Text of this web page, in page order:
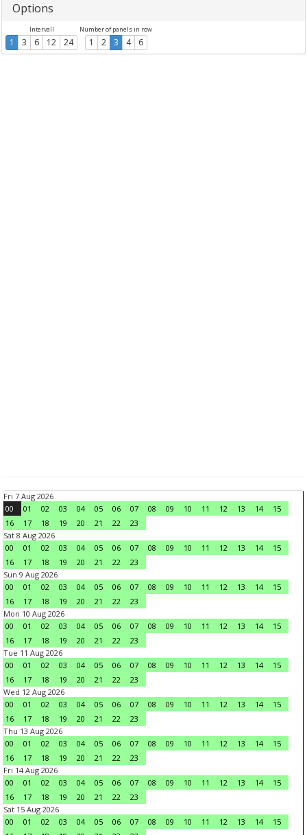
Options
Intervall
1 3 6 12 24
Number of panels in row
1 2 3 4 6
Fri 7 Aug 2026
00
01 02 03 04 05 06 07 08 09 10 11 12 13 14
15
16
17 18 19 20 21 22
23
Sat 8 Aug 2026
00
01 02 03 04 05 06 07 08 09 10 11 12 13 14
15
16
17 18 19 20 21 22
23
Sun 9 Aug 2026
00
01 02 03 04 05 06 07 08 09 10 11 12 13 14
15
16
17 18 19 20 21 22
23
Mon 10 Aug 2026
00
01 02 03 04 05 06 07 08 09 10 11 12 13 14
15
16
17 18 19 20 21 22
23
Tue 11 Aug 2026
00
01 02 03 04 05 06 07 08 09 10 11 12 13 14
15
16
17 18 19 20 21 22
23
Wed 12 Aug 2026
00
01 02 03 04 05 06 07 08 09 10 11 12 13 14
15
16
17 18 19 20 21 22
23
Thu 13 Aug 2026
00
01 02 03 04 05 06 07 08 09 10 11 12 13 14
15
16
17 18 19 20 21 22
23
Fri 14 Aug 2026
00
01 02 03 04 05 06 07 08 09 10 11 12 13 14
15
16
17 18 19 20 21 22
23
Sat 15 Aug 2026
00
01 02 03 04 05 06 07 08 09 10 11 12 13 14
15